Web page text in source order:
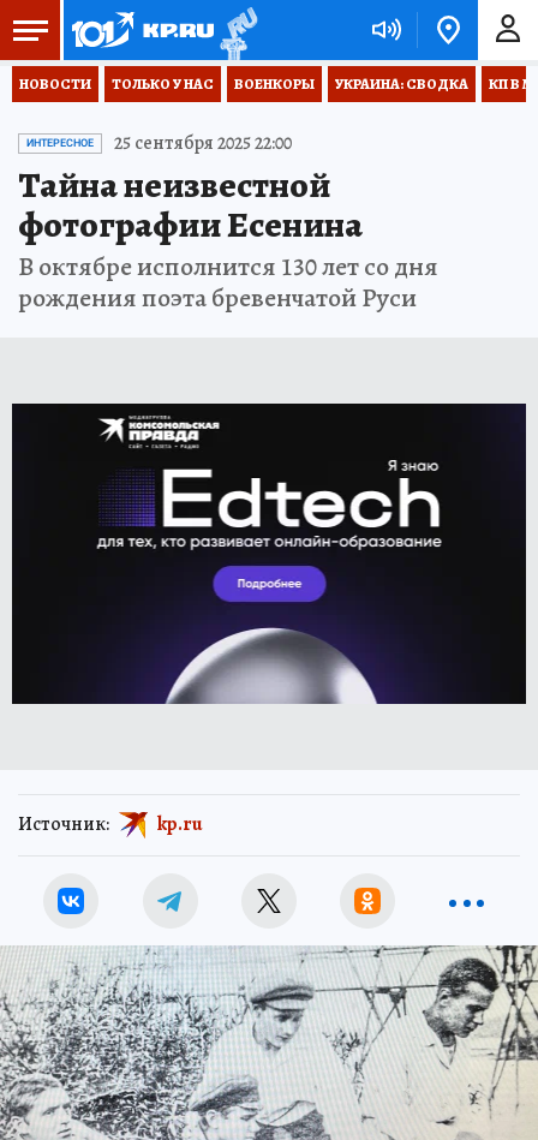
НОВОСТИ ТОЛЬКО У НАС ВОЕНКОРЫ УКРАИНА: СВОДКА КП В
ИНТЕРЕСНОЕ 25 сентября 2025 22:00
Тайна неизвестной
фотографии Есенина
В октябре исполнится 130 лет со дня
рождения поэта бревенчатой Руси
Источник: kp.ru